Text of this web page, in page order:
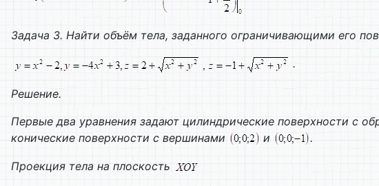
Задача 3. Найти объём тела, заданного ограничивающими его
.
Решение.
Первые два уравнения задают цилиндрические поверхности с
конические поверхности с вершинами
и .
Проекция тела на плоскость